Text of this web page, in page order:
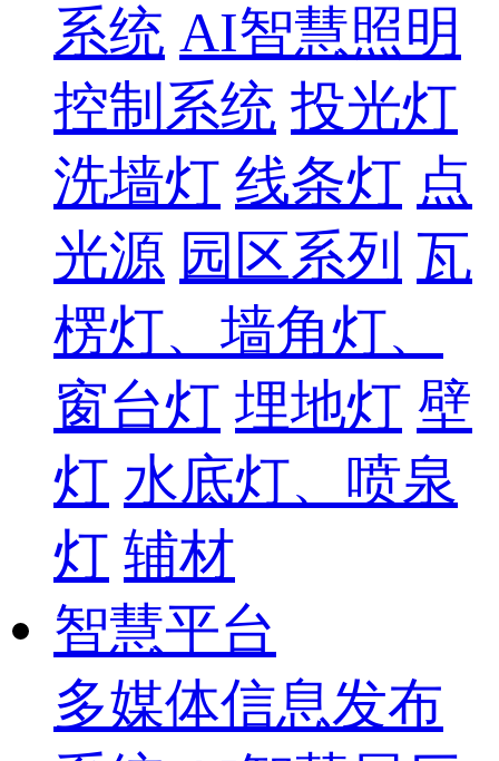
系统 AI智慧照明
控制系统 投光灯
洗墙灯 线条灯 点
光源 园区系列 瓦
楞灯、墙角灯、
窗台灯 埋地灯 壁
灯 水底灯、喷泉
灯 辅材
智慧平台
多媒体信息发布